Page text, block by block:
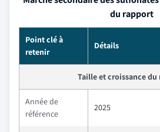
du rapport
Point clé à
retenir
Détails
Taille et croissance du
Année de
référence
2025